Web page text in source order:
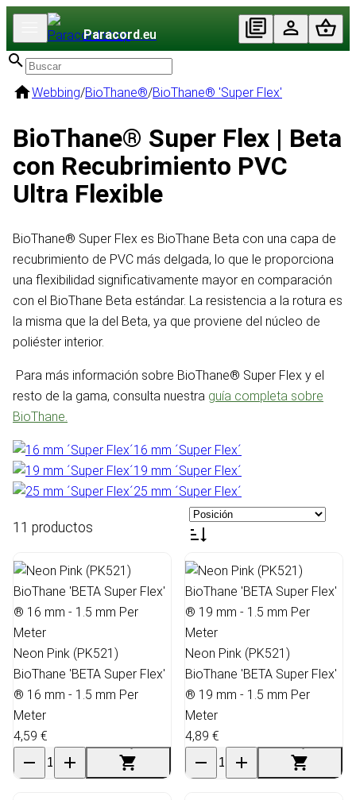
Paracord.eu
Webbing/BioThane®/BioThane® 'Super Flex'
BioThane® Super Flex | Beta
con Recubrimiento PVC
Ultra Flexible
BioThane® Super Flex es BioThane Beta con una capa de
recubrimiento de PVC más delgada, lo que le proporciona
una flexibilidad significativamente mayor en comparación
con el BioThane Beta estándar. La resistencia a la rotura es
la misma que la del Beta, ya que proviene del núcleo de
poliéster interior.
Para más información sobre BioThane® Super Flex y el
resto de la gama, consulta nuestra guía completa sobre
BioThane.
16 mm ´Super Flex´
19 mm ´Super Flex´
25 mm ´Super Flex´
11 productos
Neon Pink (PK521)
BioThane 'BETA Super Flex'
® 16 mm - 1.5 mm Per
Meter
4,59 €
Neon Pink (PK521)
BioThane 'BETA Super Flex'
® 19 mm - 1.5 mm Per
Meter
4,89 €